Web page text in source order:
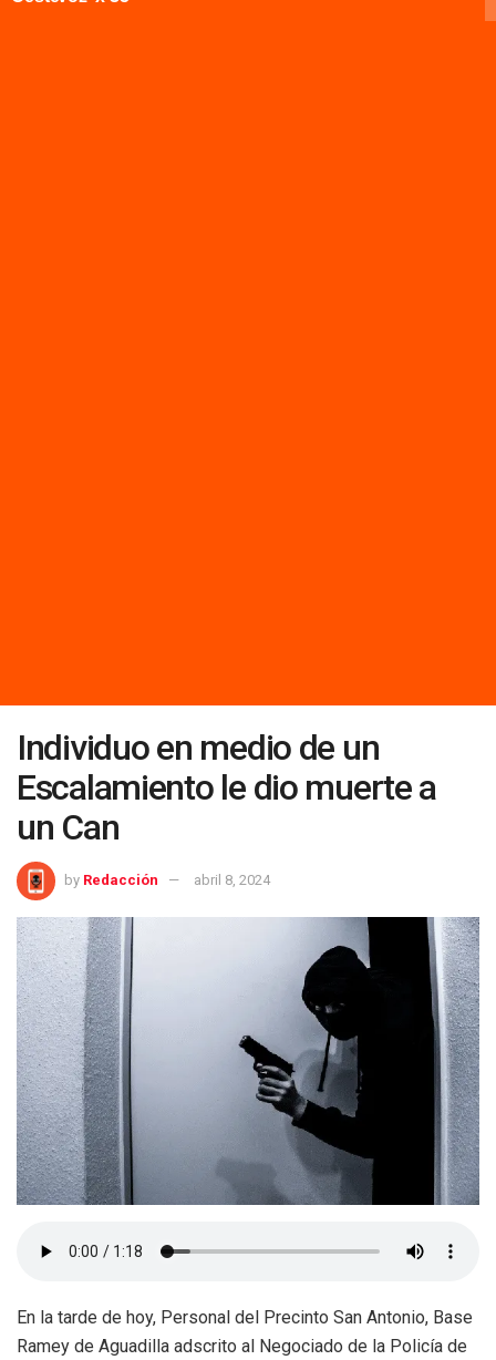
Individuo en medio de un
Escalamiento le dio muerte a
un Can
by Redacción abril 8, 2024
En la tarde de hoy, Personal del Precinto San Antonio, Base
Ramey de Aguadilla adscrito al Negociado de la Policía de